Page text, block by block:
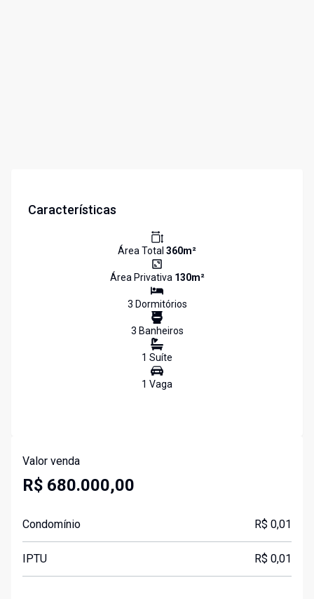
Características
Área Total 360m²
Área Privativa 130m²
3 Dormitórios
3 Banheiros
1 Suíte
1 Vaga
Valor venda
R$ 680.000,00
Condomínio R$ 0,01
IPTU R$ 0,01